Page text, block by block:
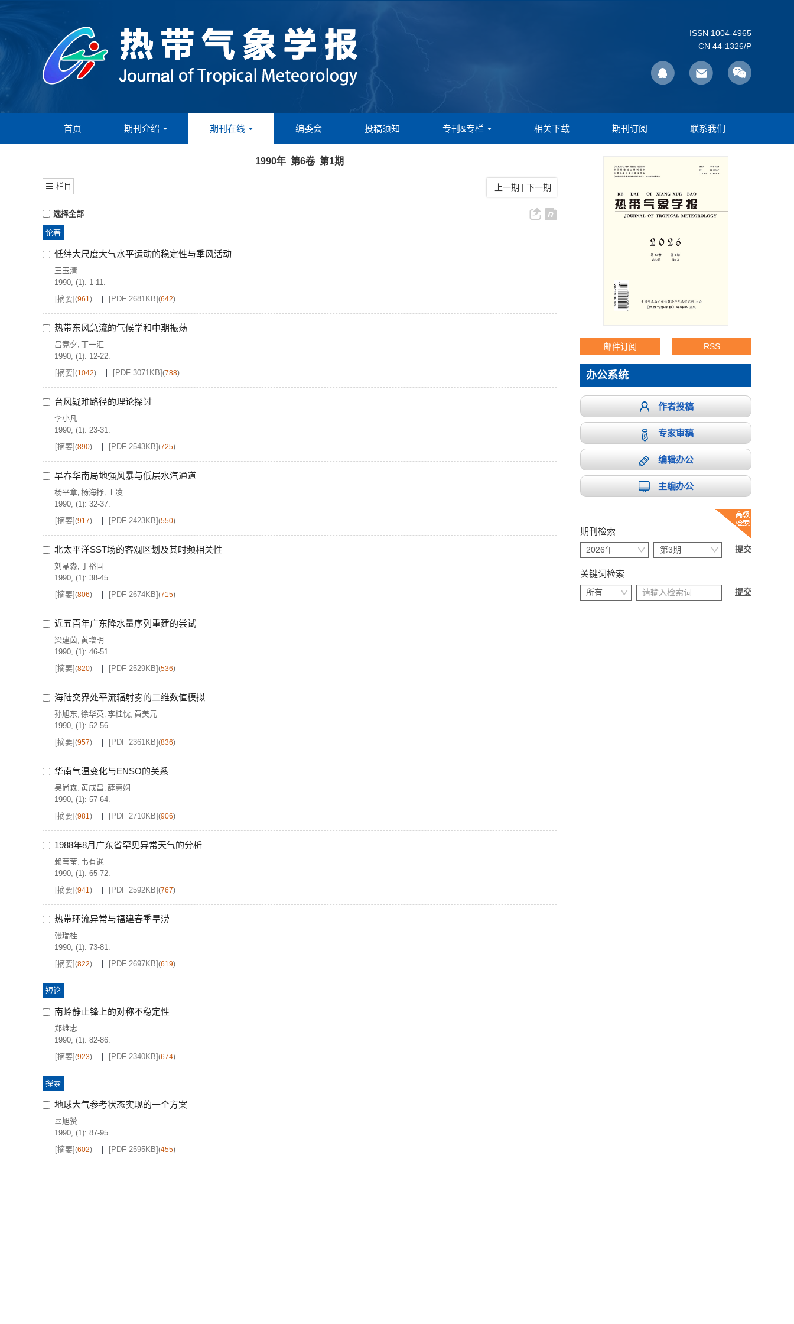
ISSN 1004-4965
CN 44-1326/P
首页 期刊介绍 期刊在线 编委会 投稿须知 专刊&专栏 相关下载 期刊订阅 联系我们
1990年 第6卷 第1期
栏目 上一期 | 下一期
选择全部
论著
低纬大尺度大气水平运动的稳定性与季风活动
王玉清
1990, (1): 1-11.
[摘要](961) [PDF 2681KB](642)
热带东风急流的气候学和中期振荡
吕竞夕, 丁一汇
1990, (1): 12-22.
[摘要](1042) [PDF 3071KB](788)
台风疑难路径的理论探讨
李小凡
1990, (1): 23-31.
[摘要](890) [PDF 2543KB](725)
早春华南局地强风暴与低层水汽通道
杨平章, 杨海抒, 王凌
1990, (1): 32-37.
[摘要](917) [PDF 2423KB](550)
北太平洋SST场的客观区划及其时频相关性
刘晶淼, 丁裕国
1990, (1): 38-45.
[摘要](806) [PDF 2674KB](715)
近五百年广东降水量序列重建的尝试
梁建茵, 黄增明
1990, (1): 46-51.
[摘要](820) [PDF 2529KB](536)
海陆交界处平流辐射雾的二维数值模拟
孙旭东, 徐华英, 李桂忱, 黄美元
1990, (1): 52-56.
[摘要](957) [PDF 2361KB](836)
华南气温变化与ENSO的关系
吴尚森, 黄成昌, 薛惠娴
1990, (1): 57-64.
[摘要](981) [PDF 2710KB](906)
1988年8月广东省罕见异常天气的分析
赖莹莹, 韦有暹
1990, (1): 65-72.
[摘要](941) [PDF 2592KB](767)
热带环流异常与福建春季旱涝
张瑞桂
1990, (1): 73-81.
[摘要](822) [PDF 2697KB](619)
短论
南岭静止锋上的对称不稳定性
郑维忠
1990, (1): 82-86.
[摘要](923) [PDF 2340KB](674)
探索
地球大气参考状态实现的一个方案
辜旭赞
1990, (1): 87-95.
[摘要](602) [PDF 2595KB](455)
邮件订阅 RSS
办公系统
作者投稿
专家审稿
编辑办公
主编办公
期刊检索
关键词检索